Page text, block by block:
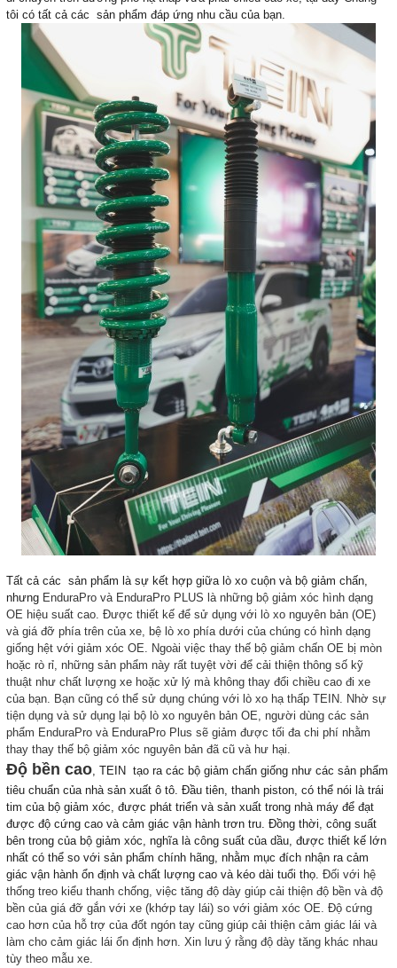
tôi có tất cả các sản phẩm đáp ứng nhu cầu của bạn.
Tất cả các sản phẩm là sự kết hợp giữa lò xo cuộn và bộ giảm chấn,
nhưng EnduraPro và EnduraPro PLUS là những bộ giảm xóc hình dạng
OE hiệu suất cao. Được thiết kế để sử dụng với lò xo nguyên bản (OE)
và giá đỡ phía trên của xe, bệ lò xo phía dưới của chúng có hình dạng
giống hệt với giảm xóc OE. Ngoài việc thay thế bộ giảm chấn OE bị mòn
hoặc rò rỉ, những sản phẩm này rất tuyệt vời để cải thiện thông số kỹ
thuật như chất lượng xe hoặc xử lý mà không thay đổi chiều cao đi xe
của bạn. Bạn cũng có thể sử dụng chúng với lò xo hạ thấp TEIN. Nhờ sự
tiện dụng và sử dụng lại bộ lò xo nguyên bản OE, người dùng các sản
phẩm EnduraPro và EnduraPro Plus sẽ giảm được tối đa chi phí nhằm
thay thay thế bộ giảm xóc nguyên bản đã cũ và hư hại.
Độ bền cao, TEIN tạo ra các bộ giảm chấn giống như các sản phẩm
tiêu chuẩn của nhà sản xuất ô tô. Đầu tiên, thanh piston, có thể nói là trái
tim của bộ giảm xóc, được phát triển và sản xuất trong nhà máy để đạt
được độ cứng cao và cảm giác vận hành trơn tru. Đồng thời, công suất
bên trong của bộ giảm xóc, nghĩa là công suất của dầu, được thiết kế lớn
nhất có thể so với sản phẩm chính hãng, nhằm mục đích nhận ra cảm
giác vận hành ổn định và chất lượng cao và kéo dài tuổi thọ. Đối với hệ
thống treo kiểu thanh chống, việc tăng độ dày giúp cải thiện độ bền và độ
bền của giá đỡ gắn với xe (khớp tay lái) so với giảm xóc OE. Độ cứng
cao hơn của hỗ trợ của đốt ngón tay cũng giúp cải thiện cảm giác lái và
làm cho cảm giác lái ổn định hơn. Xin lưu ý rằng độ dày tăng khác nhau
tùy theo mẫu xe.